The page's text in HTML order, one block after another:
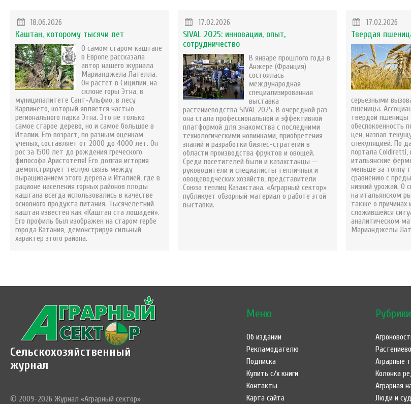
18.06.2026
Каштан, которому тысячи лет
О самом старом каштане
в Европе рассказала
автор нашего журнала
Марианджела Лателла.
Он растет в Сицилии, на
склоне горы Этна, в
муниципалитете Сант-Альфио, в лесу
Карпинето, который является частью
регионального парка Этна. Это не только
самое старое дерево, но и самое большое в
Италии. Его возраст, по разным оценкам
ученых, составляет от 2000 до 4000 лет. Он
рос за 1500 лет до рождения греческого
философа Аристотеля! Его долгая история
демонстрирует тесную связь между
выращиванием этого дерева и Италией, где в
рационе населения горных районов плоды
каштана всегда использовались в качестве
основного продукта питания. Тысячелетний
каштан известен как «Каштан ста лошадей».
Его профиль был изображен на старом гербе
города Катания, демонстрируя сильный
характер этого района.
17.02.2026
SIVAL 2025: инновации, опыт,
сотрудничество
В январе прошлого года в
Анжере (Франция)
состоялась
международная
специализированная
выставка
растениеводства SIVAL 2025. В очередной раз
она стала профессиональной и эффективной
платформой для знакомства с последними
технологическими новинками, приобретения
знаний и разработки бизнес-стратегий в
области производства фруктов и овощей.
Среди посетителей были и казахстанцы —
руководители и специалисты тепличных и
овощеводческих хозяйств, представители
Союза теплиц Казахстана. «Аграрный сектор»
публикует обзорный материал о работе этой
выставки.
17.02.2026
Твердая
серьезными
пшеницы.
твердой пшеницы
обеспокоенность
цен, назвав
спекуляцией. По
портала Coldiretti,
итальянские
меньше за тонну
сравнению с
низкий урожай. О
на итальянском
также о причинах
сложившейся
аналитическом
Марианджелы
Сельскохозяйственный
журнал
© 2009-2026 Журнал «Аграрный сектор»
Меню
Об издании
Рекламодателю
Подписка
Купить с/х книги
Контакты
Карта сайта
Рубрики
Аграрные
Колонка
Аграрная
Люди и